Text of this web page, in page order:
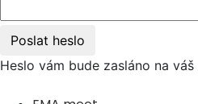
Heslo vám bude zasláno na váš